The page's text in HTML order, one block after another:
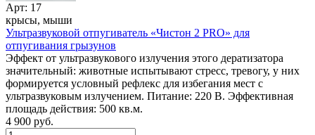
Арт: 17
крысы, мыши
Ультразвуковой отпугиватель «Чистон 2 PRO» для
отпугивания грызунов
Эффект от ультразвукового излучения этого дератизатора
значительный: животные испытывают стресс, тревогу, у них
формируется условный рефлекс для избегания мест с
ультразвуковым излучением. Питание: 220 В. Эффективная
площадь действия: 500 кв.м.
4 900 руб.